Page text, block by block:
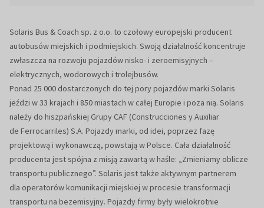
Solaris Bus & Coach sp. z o.o. to czołowy europejski producent
autobusów miejskich i podmiejskich. Swoją działalność koncentruje
zwłaszcza na rozwoju pojazdów nisko- i zeroemisyjnych –
elektrycznych, wodorowych i trolejbusów.
Ponad 25 000 dostarczonych do tej pory pojazdów marki Solaris
jeździ w 33 krajach i 850 miastach w całej Europie i poza nią. Solaris
należy do hiszpańskiej Grupy CAF (Construcciones y Auxiliar
de Ferrocarriles) S.A. Pojazdy marki, od idei, poprzez fazę
projektową i wykonawczą, powstają w Polsce. Cała działalność
producenta jest spójna z misją zawartą w haśle: „Zmieniamy oblicze
transportu publicznego”. Solaris jest także aktywnym partnerem
dla operatorów komunikacji miejskiej w procesie transformacji
transportu na bezemisyjny. Pojazdy firmy były wielokrotnie